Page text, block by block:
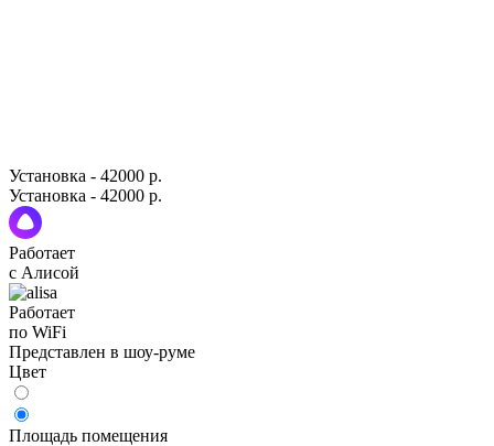
Установка - 42000 р.
Установка - 42000 р.
Работает
с Алисой
Работает
по WiFi
Представлен в шоу-руме
Цвет
Площадь помещения